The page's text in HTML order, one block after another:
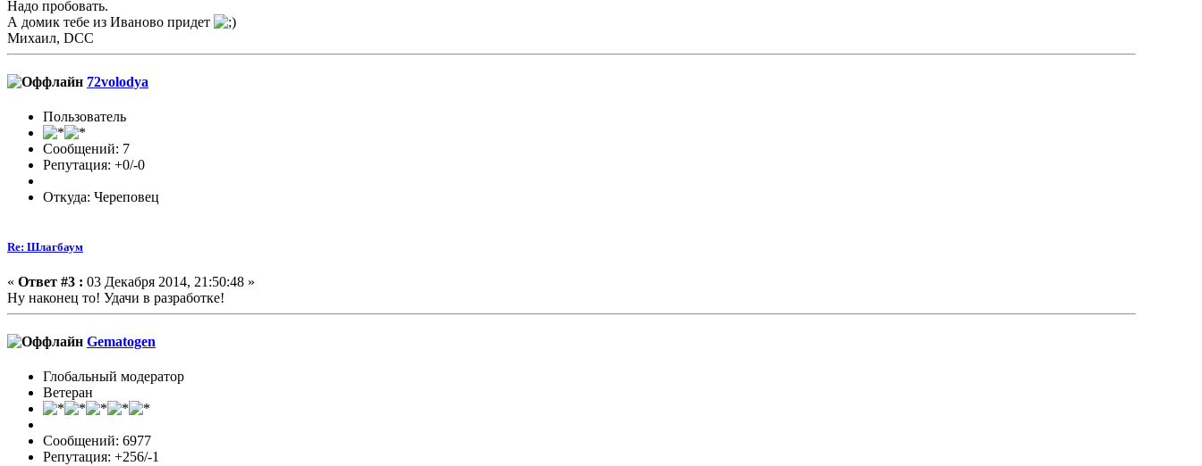
Надо пробовать.
А домик тебе из Иваново придет
Михаил, DCC
72volodya
Пользователь
Сообщений: 7
Репутация: +0/-0
Откуда: Череповец
Re: Шлагбаум
« Ответ #3 : 03 Декабря 2014, 21:50:48 »
Ну наконец то! Удачи в разработке!
Gematogen
Глобальный модератор
Ветеран
Сообщений: 6977
Репутация: +256/-1